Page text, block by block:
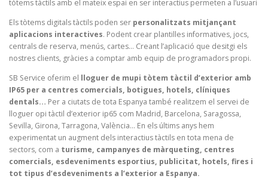
tòtems tàctils amb el mateix espai en ser interactius permeten a l’usuari
Els tòtems digitals tàctils poden ser personalitzats mitjançant
aplicacions interactives. Podent crear plantilles informatives, jocs,
centrals de reserva, menús, cartes… Creant l’aplicació que desitgi els
nostres clients, gràcies a comptar amb equip de programadors propi.
SB Service oferim el lloguer de mupi tòtem tàctil d’exterior amb
IP65 per a centres comercials, botigues, hotels, clíniques
dentals… Per a ciutats de tota Espanya també realitzem el servei de
lloguer opi tàctil d’exterior ip65 com Madrid, Barcelona, Saragossa,
Sevilla, Girona, Tarragona, València… En els últims anys hem
experimentat un augment dels interactius tàctils en tota mena de
sectors, com a turisme, campanyes de màrqueting, centres
comercials, esdeveniments esportius, publicitat, hotels, fires i
tot tipus d’esdeveniments a l’exterior a Espanya.